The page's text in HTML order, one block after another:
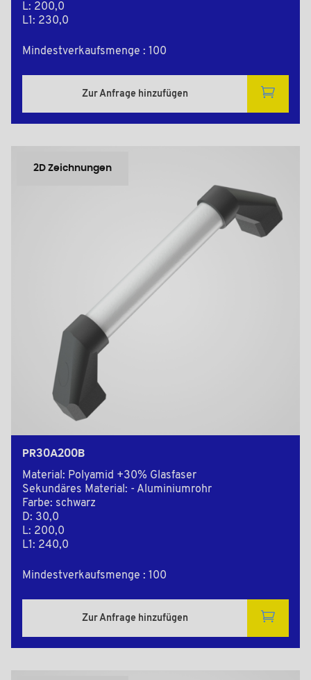
L: 200,0
L1: 230,0
Mindestverkaufsmenge : 100
Zur Anfrage hinzufügen
2D Zeichnungen
PR30A200B
Material: Polyamid +30% Glasfaser
Sekundäres Material: - Aluminiumrohr
Farbe: schwarz
D: 30,0
L: 200,0
L1: 240,0
Mindestverkaufsmenge : 100
Zur Anfrage hinzufügen